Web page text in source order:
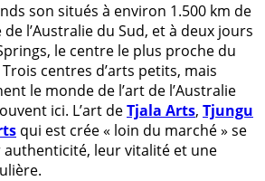
son situés à environ 1.500 km de
l’Australie du Sud, et à deux jours
le centre le plus proche du
centres d’arts petits, mais
le monde de l’art de l’Australie
ici. L’art deTjala Arts, Tjungu
qui est crée « loin du marché » se
leur vitalité et une